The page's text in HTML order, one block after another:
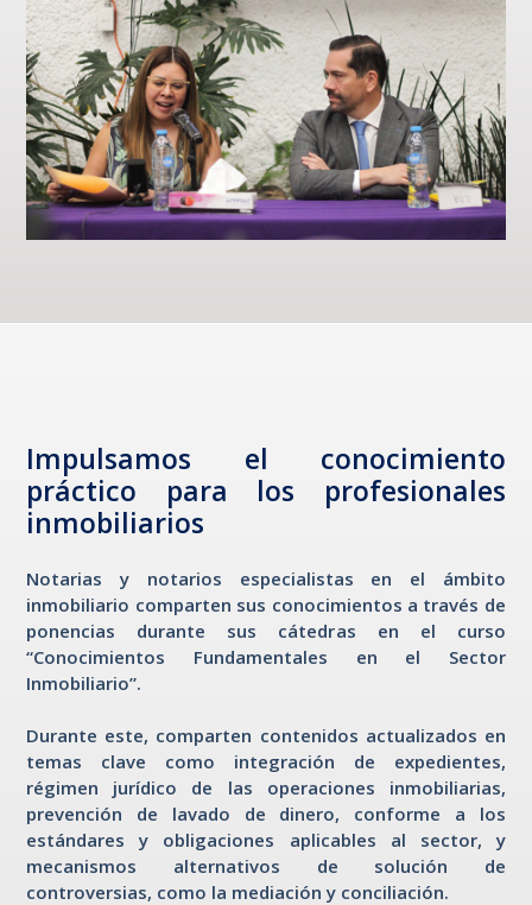
Ventanilla
Notarial
Intranet
Impulsamos el conocimiento
práctico para los profesionales
inmobiliarios
Notarias y notarios especialistas en el ámbito
inmobiliario comparten sus conocimientos a través de
ponencias durante sus cátedras en el curso
“Conocimientos Fundamentales en el Sector
Inmobiliario”.
Durante este, comparten contenidos actualizados en
temas clave como integración de expedientes,
régimen jurídico de las operaciones inmobiliarias,
prevención de lavado de dinero, conforme a los
estándares y obligaciones aplicables al sector, y
mecanismos alternativos de solución de
controversias, como la mediación y conciliación.